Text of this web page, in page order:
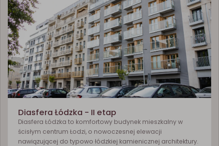
Diasfera Łódzka - II etap
Diasfera Łódzka to komfortowy budynek mieszkalny w
ścisłym centrum Łodzi, o nowoczesnej elewacji
nawiązującej do typowo łódzkiej kamienicznej architektury.